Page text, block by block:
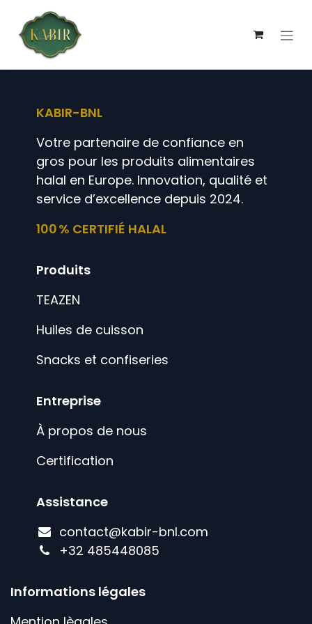
Se rendre au contenu
KABIR-BNL
Votre partenaire de confiance en
gros pour les produits alimentaires
halal en Europe. Innovation, qualité et
service d’excellence depuis 2024.
100 % CERTIFIÉ HALAL
Produits
TEAZEN
Huiles de cuisson
Snacks et confiseries
Entreprise
À propos de nous
Certification
Assistance
contact@kabir-bnl.com
+32 485448085
Informations légales